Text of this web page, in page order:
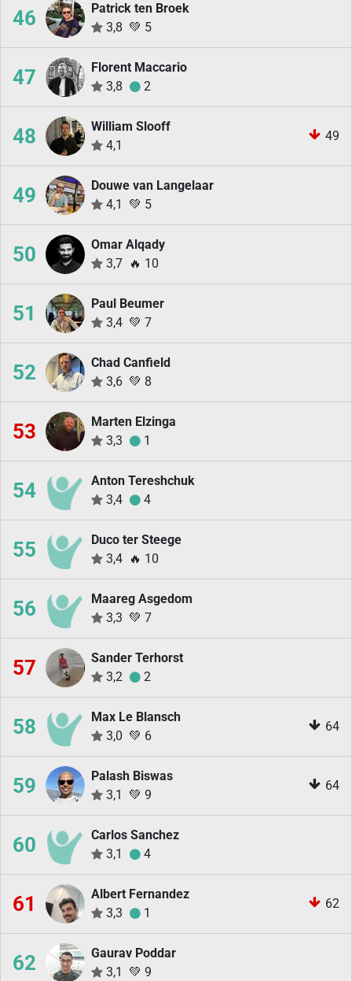
46
Patrick ten Broek
3,8 💚 5
47
Florent Maccario
3,8
2
48
William Slooff
4,1
49
49
Douwe van Langelaar
4,1
💚 5
50
Omar Alqady
3,7 🔥 10
51
Paul Beumer
3,4 💚 7
52
Chad Canfield
3,6 💚 8
53
Marten Elzinga
3,3
1
54
Anton Tereshchuk
3,4
4
55
Duco ter Steege
3,4 🔥 10
56
Maareg Asgedom
3,3 💚 7
57
Sander Terhorst
3,2
2
58
Max Le Blansch
3,0 💚 6
64
59
Palash Biswas
3,1
💚 9
64
60
Carlos Sanchez
3,1
4
61
Albert Fernandez
3,3
1
62
62
Gaurav Poddar
3,1
💚 9